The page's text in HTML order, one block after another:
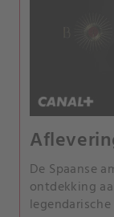
De Spaanse
ontdekking